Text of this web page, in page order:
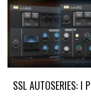
SSL AUTOSERIES: I